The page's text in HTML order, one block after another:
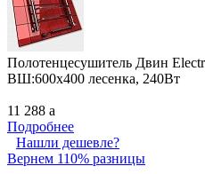
Полотенцесушитель Двин
ВШ:600х400 лесенка, 240Вт
11 288 a
Подробнее
Нашли дешевле?
Вернем 110% разницы